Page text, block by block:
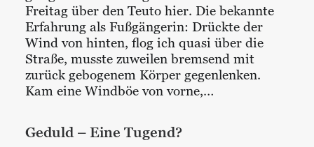
Freitag über den Teuto hier. Die bekannte
Erfahrung als Fußgängerin: Drückte der
Wind von hinten, flog ich quasi über die
Straße, musste zuweilen bremsend mit
zurück gebogenem Körper gegenlenken.
Kam eine Windböe von vorne,…
Geduld – Eine Tugend?